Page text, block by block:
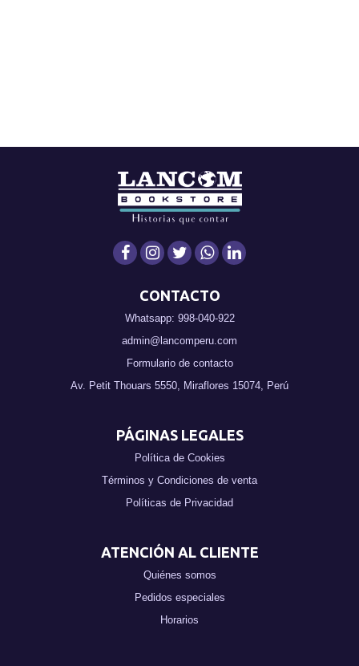
CONTACTO
Whatsapp: 998-040-922
admin@lancomperu.com
Formulario de contacto
Av. Petit Thouars 5550, Miraflores 15074, Perú
PÁGINAS LEGALES
Política de Cookies
Términos y Condiciones de venta
Políticas de Privacidad
ATENCIÓN AL CLIENTE
Quiénes somos
Pedidos especiales
Horarios